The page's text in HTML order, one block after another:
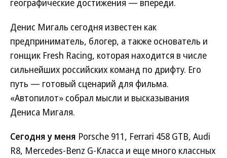
географические достижения — впереди.
Денис Мигаль сегодня известен как
предприниматель, блогер, а также основатель и
гонщик Fresh Racing, которая находится в числе
сильнейших российских команд по дрифту. Его
путь — готовый сценарий для фильма.
«Автопилот» собрал мысли и высказывания
Дениса Мигаля.
Сегодня у меня Porsche 911, Ferrari 458 GTB, Audi
R8, Mercedes-Benz G-Класса и еще много классных